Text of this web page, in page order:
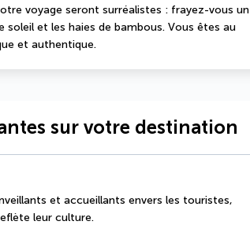
voyage seront surréalistes : frayez-vous un
soleil et les haies de bambous. Vous êtes au
et authentique.
sur votre destination
et accueillants envers les touristes,
leur culture.